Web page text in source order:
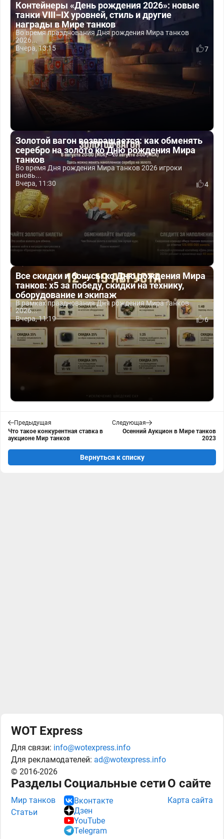
Контейнеры «День рождения 2026»: новые
танки VIII–IX уровней, стиль и другие
награды в Мире танков
Во время празднования Дня рождения Мира танков
2026...
Вчера, 13:15
7
Золотой вагон возвращается: как обменять
серебро на золото ко Дню рождения Мира
танков
Во время Дня рождения Мира танков 2026 игроки
вновь...
Вчера, 11:30
4
Все скидки и бонусы ко Дню рождения Мира
танков: x5 за победу, скидки на технику,
оборудование и экипаж
В рамках празднования Дня рождения Мира танков
2026...
Вчера, 11:19
6
Предыдущая
Что такое конкурентная ставка в
аукционе Мир танков
Следующая
Осенний Аукцион в Мире танков
2023
Вернуться к списку
WOT Express
Для связи: info@wotexpress.info
Для рекламодателей: ad@wotexpress.info
© 2016-2026
Разделы
Мир танков
Статьи
Социальные сети
Вконтакте
Дзен
YouTube
Telegram
О сайте
Карта сайта